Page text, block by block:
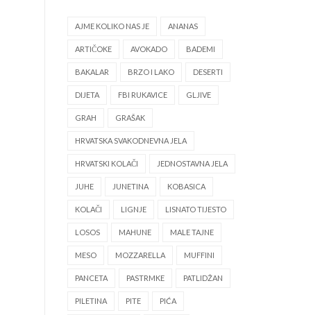
AJME KOLIKO NAS JE ANANAS
ARTIČOKE AVOKADO BADEMI
BAKALAR BRZO I LAKO DESERTI
DIJETA FBI RUKAVICE GLJIVE
GRAH GRAŠAK
HRVATSKA SVAKODNEVNA JELA
HRVATSKI KOLAČI JEDNOSTAVNA JELA
JUHE JUNETINA KOBASICA
KOLAČI LIGNJE LISNATO TIJESTO
LOSOS MAHUNE MALE TAJNE
MESO MOZZARELLA MUFFINI
PANCETA PASTRMKE PATLIDŽAN
PILETINA PITE PIĆA